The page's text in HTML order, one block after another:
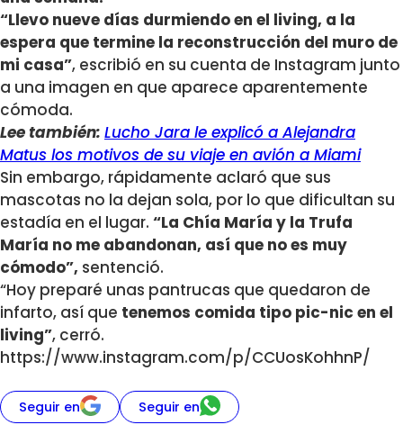
“Llevo nueve días durmiendo en el living, a la
espera que termine la reconstrucción del muro de
mi casa”, escribió en su cuenta de Instagram junto
a una imagen en que aparece aparentemente
cómoda.
Lee también: Lucho Jara le explicó a Alejandra
Matus los motivos de su viaje en avión a Miami
Sin embargo, rápidamente aclaró que sus
mascotas no la dejan sola, por lo que dificultan su
estadía en el lugar. “La Chía María y la Trufa
María no me abandonan, así que no es muy
cómodo”, sentenció.
“Hoy preparé unas pantrucas que quedaron de
infarto, así que tenemos comida tipo pic-nic en el
living”, cerró.
https://www.instagram.com/p/CCUosKohhnP/
Seguir en Seguir en